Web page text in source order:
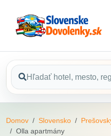
Domov Slovensko
Olla apartmány